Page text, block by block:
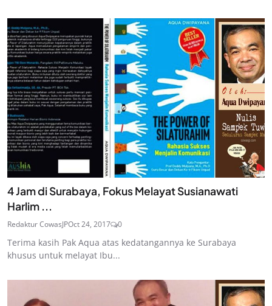
4 Jam di Surabaya, Fokus Melayat Susianawati
Harlim ...
Redaktur CowasJPOct 24, 2017 0
Terima kasih Pak Aqua atas kedatangannya ke Surabaya
khusus untuk melayat Ibu...